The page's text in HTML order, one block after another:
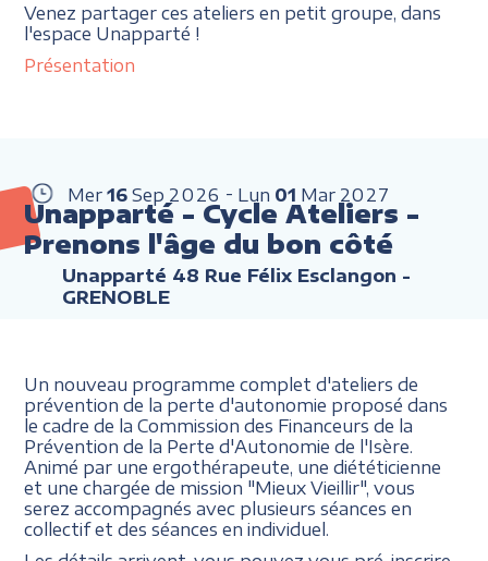
Venez partager ces ateliers en petit groupe, dans
l'espace Unapparté !
Présentation
Mer 16 Sep 2026 Lun 01 Mar 2027
Unapparté - Cycle Ateliers -
Prenons l'âge du bon côté
Unapparté 48 Rue Félix Esclangon -
GRENOBLE
Un nouveau programme complet d'ateliers de
prévention de la perte d'autonomie proposé dans
le cadre de la Commission des Financeurs de la
Prévention de la Perte d'Autonomie de l'Isère.
Animé par une ergothérapeute, une diététicienne
et une chargée de mission "Mieux Vieillir", vous
serez accompagnés avec plusieurs séances en
collectif et des séances en individuel.